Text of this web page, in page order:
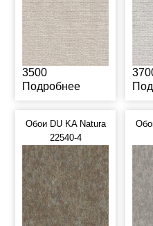
3500
Подробнее
Обои DU KA Natura
22540-4